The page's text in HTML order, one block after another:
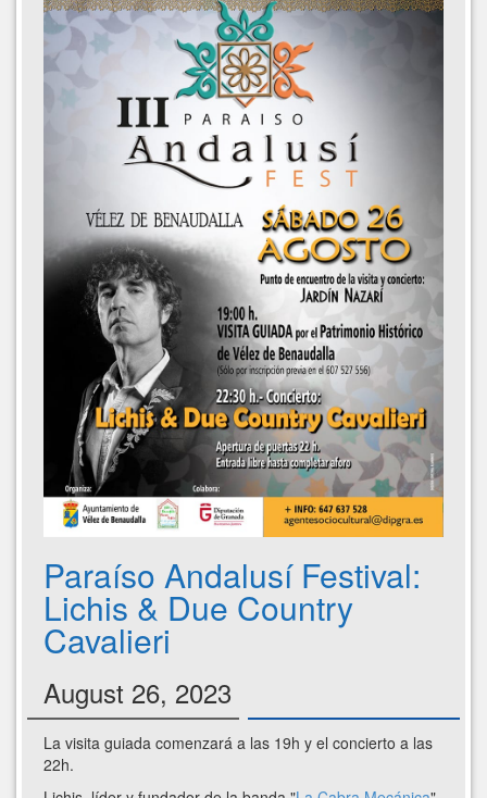
Paraíso Andalusí Festival:
Lichis & Due Country
Cavalieri
August 26, 2023
La visita guiada comenzará a las 19h y el concierto a las
22h.